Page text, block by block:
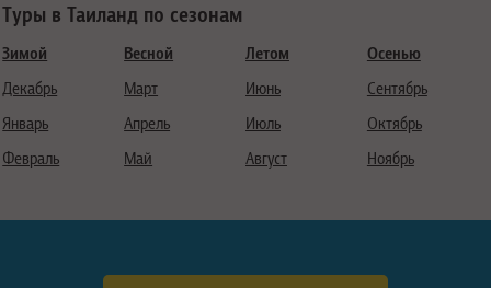
Туры в Таиланд по сезонам
Зимой
Декабрь
Январь
Февраль
Весной
Март
Апрель
Май
Летом
Июнь
Июль
Август
Осенью
Сентябрь
Октябрь
Ноябрь